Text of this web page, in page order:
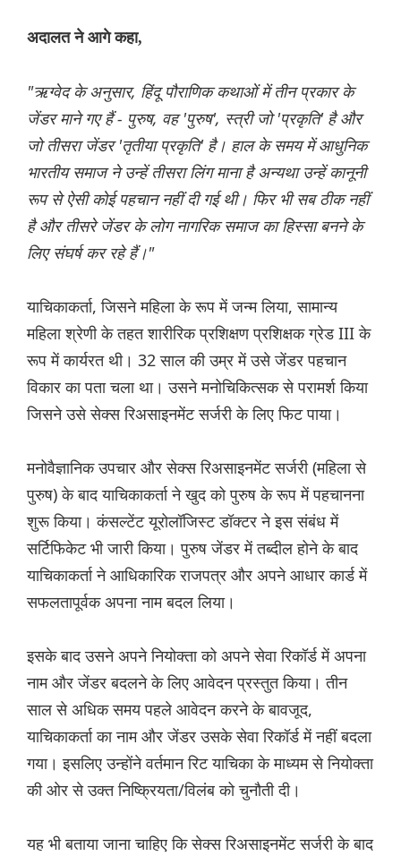
अदालत ने आगे कहा,
"ऋग्वेद के अनुसार, हिंदू पौराणिक कथाओं में तीन प्रकार के
जेंडर माने गए हैं - पुरुष, वह 'पुरुष', स्त्री जो 'प्रकृति' है और
जो तीसरा जेंडर 'तृतीया प्रकृति' है। हाल के समय में आधुनिक
भारतीय समाज ने उन्हें तीसरा लिंग माना है अन्यथा उन्हें कानूनी
रूप से ऐसी कोई पहचान नहीं दी गई थी। फिर भी सब ठीक नहीं
है और तीसरे जेंडर के लोग नागरिक समाज का हिस्सा बनने के
लिए संघर्ष कर रहे हैं।"
याचिकाकर्ता, जिसने महिला के रूप में जन्म लिया, सामान्य
महिला श्रेणी के तहत शारीरिक प्रशिक्षण प्रशिक्षक ग्रेड III के
रूप में कार्यरत थी। 32 साल की उम्र में उसे जेंडर पहचान
विकार का पता चला था। उसने मनोचिकित्सक से परामर्श किया
जिसने उसे सेक्स रिअसाइनमेंट सर्जरी के लिए फिट पाया।
मनोवैज्ञानिक उपचार और सेक्स रिअसाइनमेंट सर्जरी (महिला से
पुरुष) के बाद याचिकाकर्ता ने खुद को पुरुष के रूप में पहचानना
शुरू किया। कंसल्टेंट यूरोलॉजिस्ट डॉक्टर ने इस संबंध में
सर्टिफिकेट भी जारी किया। पुरुष जेंडर में तब्दील होने के बाद
याचिकाकर्ता ने आधिकारिक राजपत्र और अपने आधार कार्ड में
सफलतापूर्वक अपना नाम बदल लिया।
इसके बाद उसने अपने नियोक्ता को अपने सेवा रिकॉर्ड में अपना
नाम और जेंडर बदलने के लिए आवेदन प्रस्तुत किया। तीन
साल से अधिक समय पहले आवेदन करने के बावजूद,
याचिकाकर्ता का नाम और जेंडर उसके सेवा रिकॉर्ड में नहीं बदला
गया। इसलिए उन्होंने वर्तमान रिट याचिका के माध्यम से नियोक्ता
की ओर से उक्त निष्क्रियता/विलंब को चुनौती दी।
यह भी बताया जाना चाहिए कि सेक्स रिअसाइनमेंट सर्जरी के बाद